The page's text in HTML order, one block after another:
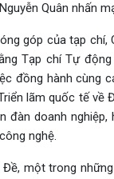
Quân nhấn
góp của tạp chí,
Tạp chí Tự
đồng hành cùng
lãm quốc tế về
đàn doanh
nghệ.
một trong